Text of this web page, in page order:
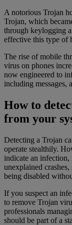
A notorious Trojan
Trojan, which
through keylogging
effective this type of
The rise of mobile
virus on phones
now engineered to
including messages,
How to
from your
Detecting a Trojan
operate stealthily.
indicate an
unexplained
being disabled
If you suspect an
to remove Trojan
professionals
should be part of a